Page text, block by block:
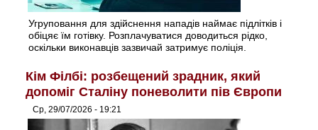
Угруповання для здійснення нападів наймає підлітків і
обіцяє їм готівку. Розплачуватися доводиться рідко,
оскільки виконавців зазвичай затримує поліція.
Кім Філбі: розбещений зрадник, який
допоміг Сталіну поневолити пів Європи
Ср, 29/07/2026 - 19:21